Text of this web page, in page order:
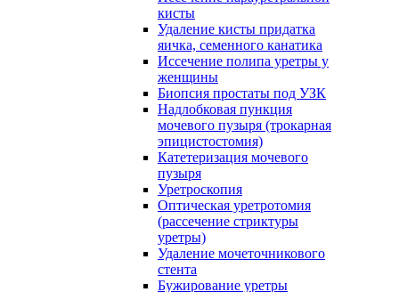
кисты
Удаление кисты придатка
яичка, семенного канатика
Иссечение полипа уретры у
женщины
Биопсия простаты под УЗК
Надлобковая пункция
мочевого пузыря (трокарная
эпицистостомия)
Катетеризация мочевого
пузыря
Уретроскопия
Оптическая уретротомия
(рассечение стриктуры
уретры)
Удаление мочеточникового
стента
Бужирование уретры